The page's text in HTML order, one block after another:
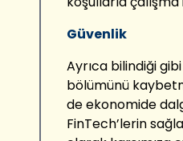
Güvenlik
Ayrıca bilindiği
bölümünü
de ekonomide
FinTech’lerin